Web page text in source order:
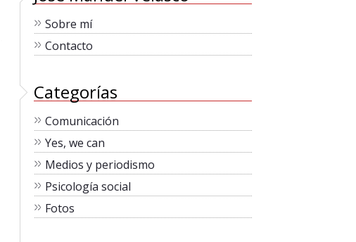
Sobre mí
Contacto
Categorías
Comunicación
Yes, we can
Medios y periodismo
Psicología social
Fotos